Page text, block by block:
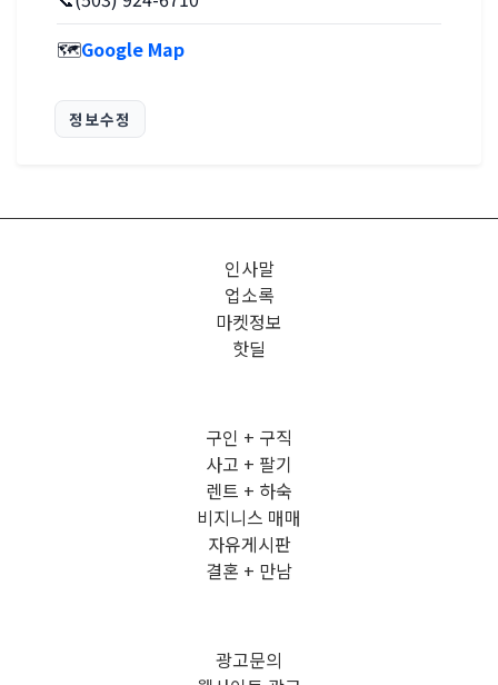
🗺️Google Map
정보수정
인사말
업소록
마켓정보
핫딜
구인 + 구직
사고 + 팔기
렌트 + 하숙
비지니스 매매
자유게시판
결혼 + 만남
광고문의